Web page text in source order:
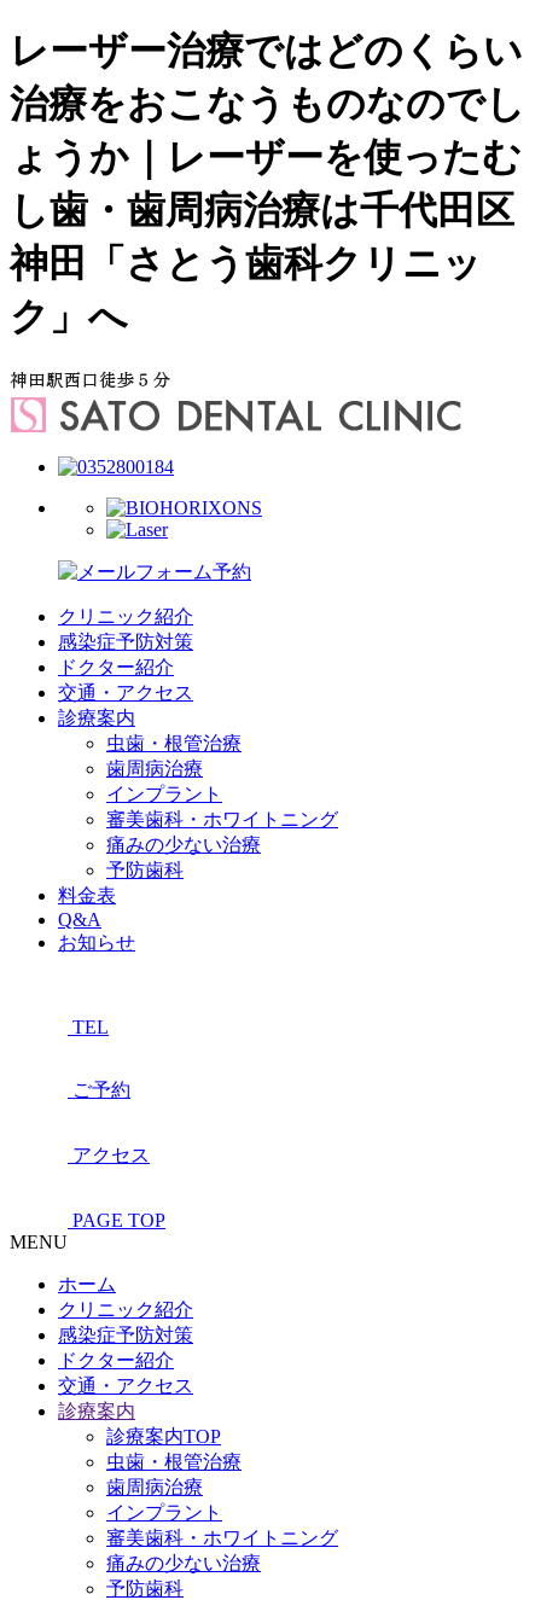
レーザー治療ではどのくらい
治療をおこなうものなのでし
ょうか｜レーザーを使ったむ
し歯・歯周病治療は千代田区
神田「さとう歯科クリニッ
ク」へ
クリニック紹介
感染症予防対策
ドクター紹介
交通・アクセス
診療案内
虫歯・根管治療
歯周病治療
インプラント
審美歯科・ホワイトニング
痛みの少ない治療
予防歯科
料金表
Q&A
お知らせ
TEL
ご予約
アクセス
PAGE TOP
MENU
ホーム
クリニック紹介
感染症予防対策
ドクター紹介
交通・アクセス
診療案内
診療案内TOP
虫歯・根管治療
歯周病治療
インプラント
審美歯科・ホワイトニング
痛みの少ない治療
予防歯科